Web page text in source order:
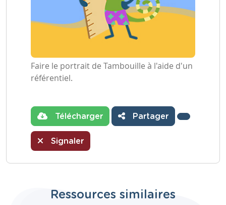
Faire le portrait de Tambouille à l'aide d'un
référentiel.
Télécharger Partager
Signaler
Ressources similaires